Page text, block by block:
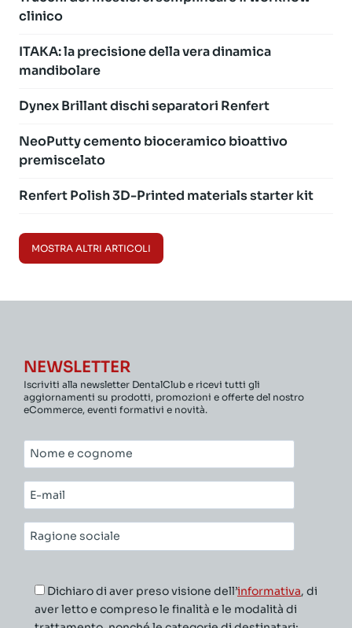
clinico
ITAKA: la precisione della vera dinamica
mandibolare
Dynex Brillant dischi separatori Renfert
NeoPutty cemento bioceramico bioattivo
premiscelato
Renfert Polish 3D-Printed materials starter kit
MOSTRA ALTRI ARTICOLI
NEWSLETTER
Iscriviti alla newsletter DentalClub e ricevi tutti gli
aggiornamenti su prodotti, promozioni e offerte del nostro
eCommerce, eventi formativi e novità.
Nome
e
cognome*
E-
mail*
Ragione
sociale*
Dichiaro di aver preso visione dell’informativa, di
aver letto e compreso le finalità e le modalità di